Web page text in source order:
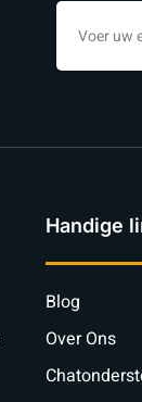
Handige
Blog
Over Ons